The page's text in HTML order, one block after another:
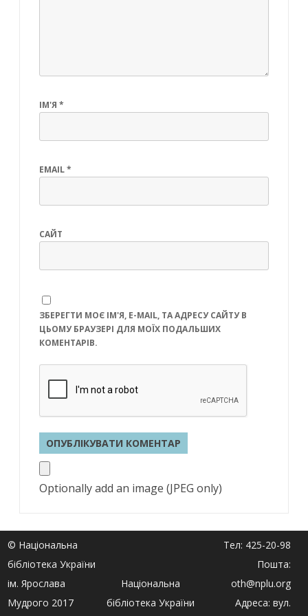
ІМ'Я *
EMAIL*
САЙТ
ЗБЕРЕГТИ МОЄ ІМ'Я, E-MAIL, ТА АДРЕСУ САЙТУ В
ЦЬОМУ БРАУЗЕРІ ДЛЯ МОЇХ ПОДАЛЬШИХ
КОМЕНТАРІВ.
Optionally add an image (JPEG only)
© Національна
бібліотека України
ім. Ярослава
Мудрого 2017
Національна
бібліотека України
Тел: 425-20-98
Пошта:
oth@nplu.org
Адреса: вул.